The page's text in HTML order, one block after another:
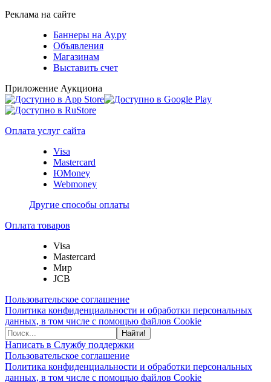
Реклама на сайте
Баннеры на Ау.ру
Объявления
Магазинам
Выставить счет
Приложение Аукциона
Оплата услуг сайта
Visa
Mastercard
ЮMoney
Webmoney
Другие способы оплаты
Оплата товаров
Visa
Mastercard
Мир
JCB
Пользовательское соглашение
Политика конфиденциальности и обработки персональных
данных, в том числе с помощью файлов Cookie
Найти!
Написать в Службу поддержки
Пользовательское соглашение
Политика конфиденциальности и обработки персональных
данных, в том числе с помощью файлов Cookie